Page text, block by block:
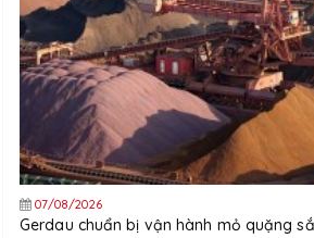
07/08/2026
Gerdau chuẩn bị vận hành mỏ quặng